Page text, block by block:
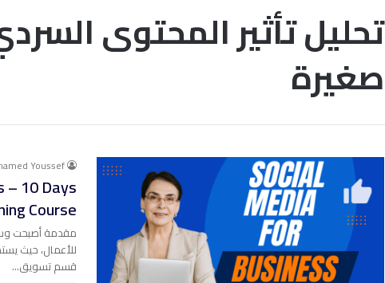
تحليل تأثير المحتوى
صغيرة
Youssef
– 10 Days
Course
مقدمة أصبحت
قسم تسويق…